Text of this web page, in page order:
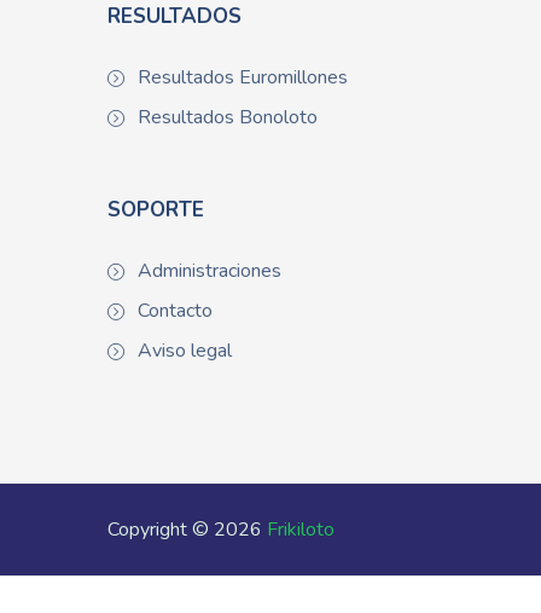
RESULTADOS
Resultados Euromillones
Resultados Bonoloto
SOPORTE
Administraciones
Contacto
Aviso legal
Copyright © 2026 Frikiloto